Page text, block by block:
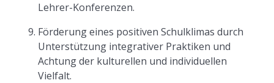
Lehrer-Konferenzen.
Förderung eines positiven Schulklimas durch
Unterstützung integrativer Praktiken und
Achtung der kulturellen und individuellen
Vielfalt.